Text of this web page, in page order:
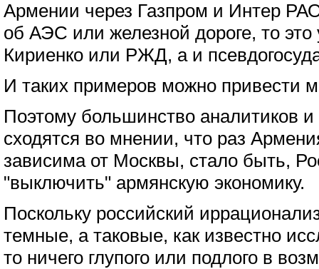
Армении через Газпром и Интер
об АЭС или железной дороге, то
Кириенко или РЖД, а и
И таких примеров можно привести
Поэтому большинство аналитиков
сходятся во мнении, что раз
зависима от Москвы, стало быть,
"выключить" армянскую экономику.
Поскольку российский
темные, а таковые, как известно
то ничего глупого или подлого в